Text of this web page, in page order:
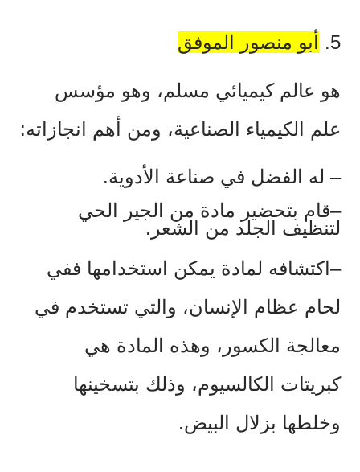
5. أبو منصور الموفق
هو عالم كيميائي مسلم، وهو مؤسس
علم الكيمياء الصناعية، ومن أهم انجازاته:
– له الفضل في صناعة الأدوية.
–قام بتحضير مادة من الجير الحي
لتنظيف الجلد من الشعر.
–اكتشافه لمادة يمكن استخدامها ففي
لحام عظام الإنسان، والتي تستخدم في
معالجة الكسور، وهذه المادة هي
كبريتات الكالسيوم، وذلك بتسخينها
وخلطها بزلال البيض.